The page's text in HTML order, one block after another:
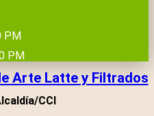
PM
PM
Arte Latte y Filtrados
CCI